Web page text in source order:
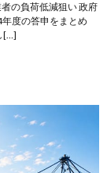
の負荷低減狙い 政府
度の答申をまとめ
[…]